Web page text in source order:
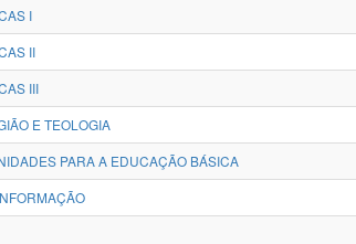
I
II
III
E TEOLOGIA
PARA A EDUCAÇÃO BÁSICA